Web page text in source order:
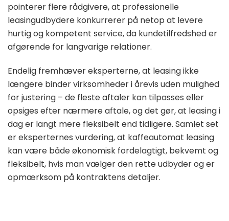
pointerer flere rådgivere, at professionelle
leasingudbydere konkurrerer på netop at levere
hurtig og kompetent service, da kundetilfredshed er
afgørende for langvarige relationer.
Endelig fremhæver eksperterne, at leasing ikke
længere binder virksomheder i årevis uden mulighed
for justering – de fleste aftaler kan tilpasses eller
opsiges efter nærmere aftale, og det gør, at leasing i
dag er langt mere fleksibelt end tidligere. Samlet set
er eksperternes vurdering, at kaffeautomat leasing
kan være både økonomisk fordelagtigt, bekvemt og
fleksibelt, hvis man vælger den rette udbyder og er
opmærksom på kontraktens detaljer.